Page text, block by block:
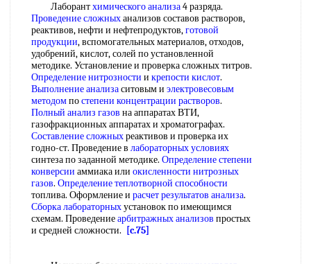
Лаборантхимического анализа4 разряда.
Проведение сложныханализов составов растворов,
реактивов, нефти и нефтепродуктов,готовой
продукции, вспомогательных материалов, отходов,
удобрений, кислот, солей по установленной
методике. Установление и проверка сложных титров.
Определение нитрозности и крепости кислот.
Выполнение анализаситовым и электровесовым
методомпостепени концентрации растворов.
Полный анализ газов на аппаратах ВТИ,
газофракционных аппаратах и хроматографах.
Составление сложныхреактивов и проверка их
годно-ст. Проведение в лабораторных условиях
синтеза по заданной методике. Определение степени
конверсии аммиака или окисленности нитрозных
газов. Определение теплотворной способности
топлива. Оформление и расчет результатов анализа.
Сборка лабораторныхустановок по имеющимся
схемам. Проведениеарбитражных анализов простых
и средней сложности.
[c.75]